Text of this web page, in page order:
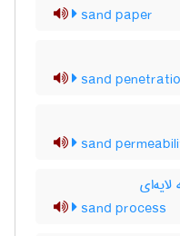
sand paper
sand
sand
sand process